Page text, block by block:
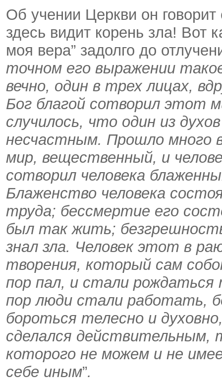
Об учении Церкви он
здесь видит корень зла! Вот
моя вера” задолго до
точном его выражении
вечно, один в трех лицах,
Бог благой сотворил этот
случилось, что один из
несчастным. Прошло много
мир, вещественный, и
сотворил человека
Блаженство человека
труда; бессмертие его
был так жить;
знал зла. Человек этот в
творения, который сам
пор пал, и стали
пор люди стали работать,
бороться телесно и
сделался действительным,
которого не можем и не
себе иным”.